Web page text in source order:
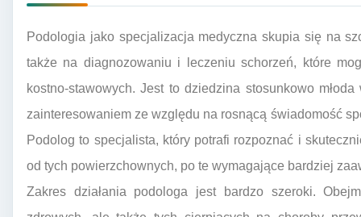
Podologia jako specjalizacja medyczna skupia się na
także na diagnozowaniu i leczeniu schorzeń, które
kostno-stawowych. Jest to dziedzina stosunkowo
zainteresowaniem ze względu na rosnącą świadomość
Podolog to specjalista, który potrafi rozpoznać i
od tych powierzchownych, po te wymagające bardziej
Zakres działania podologa jest bardzo szeroki.